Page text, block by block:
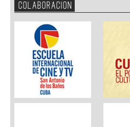
COLABORACION